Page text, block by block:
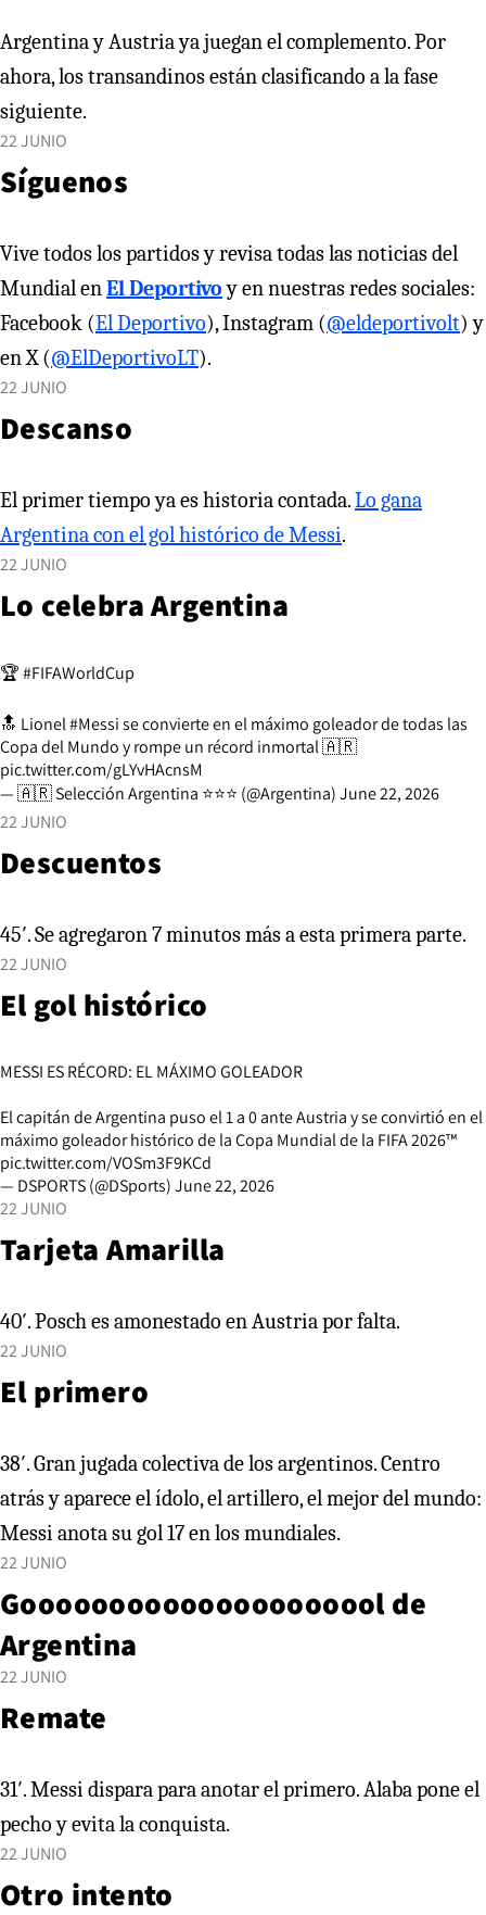
Argentina y Austria ya juegan el complemento. Por
ahora, los transandinos están clasificando a la fase
siguiente.
22 JUNIO
Síguenos
Vive todos los partidos y revisa todas las noticias del
Mundial enEl Deportivoy en nuestras redes sociales:
Facebook (El Deportivo), Instagram (@eldeportivolt) y
en X (@ElDeportivoLT).
22 JUNIO
Descanso
El primer tiempo ya es historia contada.Lo gana
Argentina con el gol histórico de Messi.
22 JUNIO
Lo celebra Argentina
🏆#FIFAWorldCup
🔝 Lionel#Messise convierte en el máximo goleador de todas las
Copa del Mundo y rompe un récord inmortal 🇦🇷
pic.twitter.com/gLYvHAcnsM
— 🇦🇷 Selección Argentina ⭐⭐⭐ (@Argentina)June 22, 2026
22 JUNIO
Descuentos
45′. Se agregaron 7 minutos más a esta primera parte.
22 JUNIO
El gol histórico
MESSI ES RÉCORD: EL MÁXIMO GOLEADOR
El capitán de Argentina puso el 1 a 0 ante Austria y se convirtió en el
máximo goleador histórico de la Copa Mundial de la FIFA 2026™
pic.twitter.com/VOSm3F9KCd
— DSPORTS (@DSports)June 22, 2026
22 JUNIO
Tarjeta Amarilla
40′. Posch es amonestado en Austria por falta.
22 JUNIO
El primero
38′. Gran jugada colectiva de los argentinos. Centro
atrás y aparece el ídolo, el artillero, el mejor del mundo:
Messi anota su gol 17 en los mundiales.
22 JUNIO
Gooooooooooooooooooool de
Argentina
22 JUNIO
Remate
31′. Messi dispara para anotar el primero. Alaba pone el
pecho y evita la conquista.
22 JUNIO
Otro intento